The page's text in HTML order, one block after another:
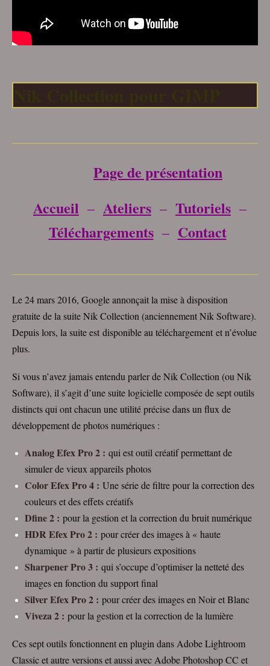
Page de présentation
Accueil – Ateliers – Tutoriels –
Téléchargements– Contact
Le 24 mars 2016, Google annonçait la mise à disposition
gratuite de la suite Nik Collection (anciennement Nik Software).
Depuis lors, la suite est disponible au téléchargement et n’évolue
plus.
Si vous n’avez jamais entendu parler de Nik Collection (ou Nik
Software), il s’agit d’une suite logicielle composée de sept outils
distincts qui ont chacun une utilité précise dans un flux de
développement de photos numériques :
Analog Efex Pro 2 : qui est outil créatif permettant de
simuler de vieux appareils photos
Color Efex Pro 4 : Une série de filtre pour la correction des
couleurs et des effets créatifs
Dfine 2 : pour la gestion et la correction du bruit numérique
HDR Efex Pro 2 : pour créer des images à « haute
dynamique » à partir de plusieurs expositions
Sharpener Pro 3 : qui s’occupe d’optimiser la netteté des
images en fonction du support final
Silver Efex Pro 2 : pour créer des images en Noir et Blanc
Viveza 2 : pour la gestion et la correction de la lumière
Ces sept outils fonctionnent en plugin dans Adobe Lightroom
Classic et autre versions et aussi avec Adobe Photoshop CC et